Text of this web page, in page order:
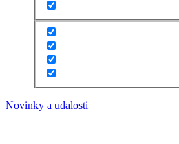
Novinky a udalosti